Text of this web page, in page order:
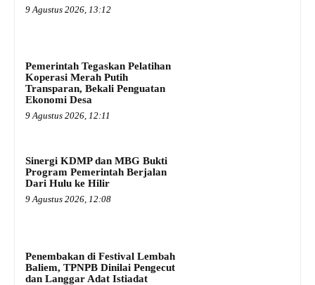
9 Agustus 2026, 13:12
Pemerintah Tegaskan Pelatihan
Koperasi Merah Putih
Transparan, Bekali Penguatan
Ekonomi Desa
9 Agustus 2026, 12:11
Sinergi KDMP dan MBG Bukti
Program Pemerintah Berjalan
Dari Hulu ke Hilir
9 Agustus 2026, 12:08
Penembakan di Festival Lembah
Baliem, TPNPB Dinilai Pengecut
dan Langgar Adat Istiadat